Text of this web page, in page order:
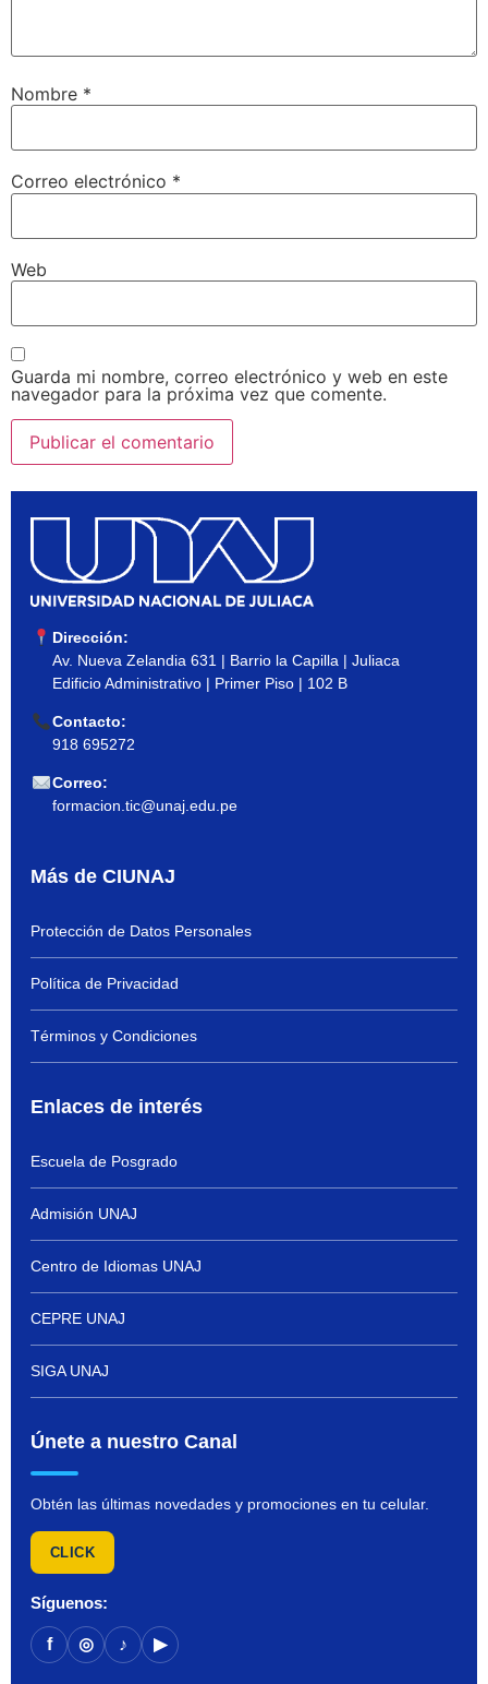
Nombre *
Correo electrónico *
Web
Guarda mi nombre, correo electrónico y web en este
navegador para la próxima vez que comente.
Dirección:
Av. Nueva Zelandia 631 | Barrio la Capilla | Juliaca
Edificio Administrativo | Primer Piso | 102 B
Contacto:
918 695272
Correo:
formacion.tic@unaj.edu.pe
Más de CIUNAJ
Protección de Datos Personales
Política de Privacidad
Términos y Condiciones
Enlaces de interés
Escuela de Posgrado
Admisión UNAJ
Centro de Idiomas UNAJ
CEPRE UNAJ
SIGA UNAJ
Únete a nuestro Canal
Obtén las últimas novedades y promociones en tu celular.
CLICK
Síguenos:
f ◎ ♪ ▶